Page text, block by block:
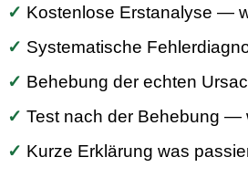
✓ Kostenlose Erstanalyse —
✓ Systematische
✓ Behebung der echten
✓ Test nach der Behebung —
✓ Kurze Erklärung was